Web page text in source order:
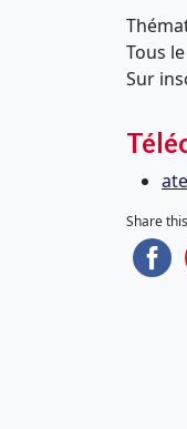
Tous le
Sur
Share